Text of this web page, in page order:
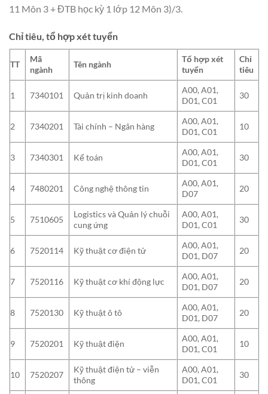
11 Môn 3 + ĐTB học kỳ 1 lớp 12 Môn 3)/3.
Chỉ tiêu, tổ hợp xét tuyển
TT
Mã
ngành
Tên ngành
Tổ hợp xét
tuyển
Chỉ
tiêu
1 7340101 Quản trị kinh doanh
A00, A01,
D01, C01
30
2 7340201 Tài chính – Ngân hàng
A00, A01,
D01, C01
10
3 7340301 Kế toán
A00, A01,
D01, C01
30
4 7480201 Công nghệ thông tin
A00, A01,
D07
20
5 7510605
Logistics và Quản lý chuỗi
cung ứng
A00, A01,
D01, C01
30
6 7520114 Kỹ thuật cơ điện tử
A00, A01,
D01, D07
20
7 7520116 Kỹ thuật cơ khí động lực
A00, A01,
D01, D07
20
8 7520130 Kỹ thuật ô tô
A00, A01,
D01, D07
20
9 7520201 Kỹ thuật điện
A00, A01,
D01, C01
10
10 7520207
Kỹ thuật điện tử – viễn
thông
A00, A01,
D01, C01
30